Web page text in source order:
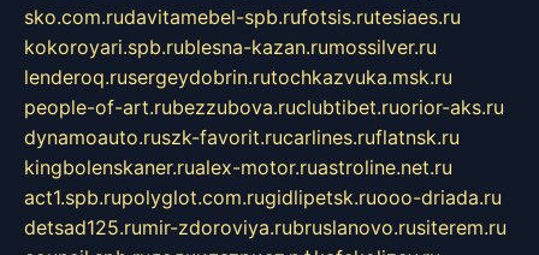
sko.com.rudavitamebel-spb.rufotsis.rutesiaes.ru
kokoroyari.spb.rublesna-kazan.rumossilver.ru
lenderoq.rusergeydobrin.rutochkazvuka.msk.ru
people-of-art.rubezzubova.ruclubtibet.ruorior-aks.ru
dynamoauto.ruszk-favorit.rucarlines.ruflatnsk.ru
kingbolenskaner.rualex-motor.ruastroline.net.ru
act1.spb.rupolyglot.com.rugidlipetsk.ruooo-driada.ru
detsad125.rumir-zdoroviya.rubruslanovo.rusiterem.ru